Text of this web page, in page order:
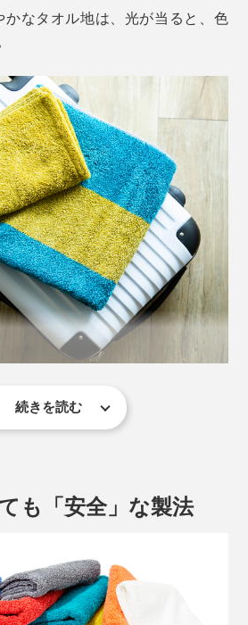
ーガニックコットンと再生竹繊維
の合せ織り。
かなタオル地は、光が当ると、色
ールド）、右 バスタオル（カリビアン×ゴール
分は淡い――この色の濃淡が、ま
ような奥行き感を表現しているの
続きを読む
も「安全」な製法